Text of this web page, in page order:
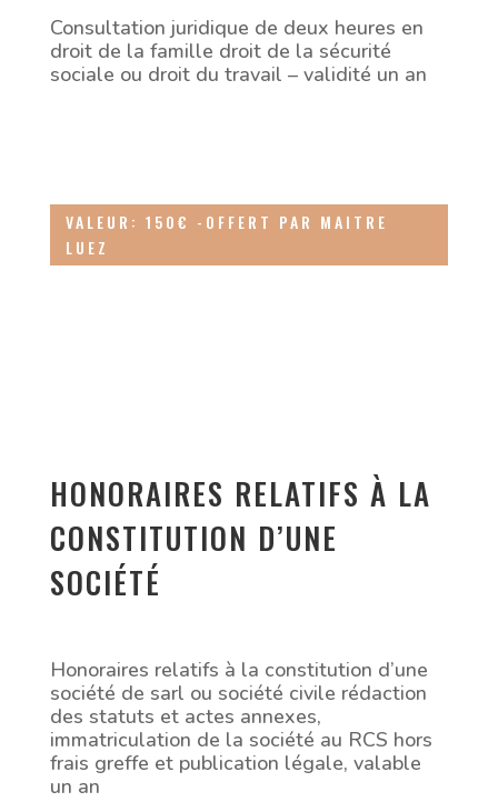
Consultation juridique de deux heures en
droit de la famille droit de la sécurité
sociale ou droit du travail – validité un an
VALEUR: 150€ -OFFERT PAR MAITRE
LUEZ
HONORAIRES RELATIFS À LA
CONSTITUTION D’UNE
SOCIÉTÉ
Honoraires relatifs à la constitution d’une
société de sarl ou société civile rédaction
des statuts et actes annexes,
immatriculation de la société au RCS hors
frais greffe et publication légale, valable
un an